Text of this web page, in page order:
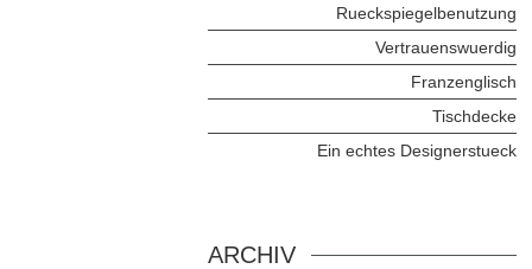
Rueckspiegelbenutzung
Vertrauenswuerdig
Franzenglisch
Tischdecke
Ein echtes Designerstueck
ARCHIV